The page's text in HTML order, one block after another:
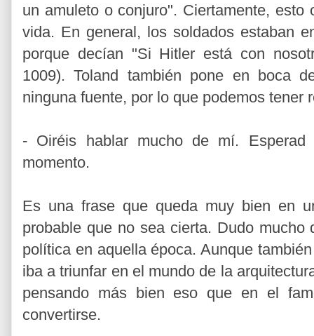
un amuleto o conjuro". Ciertamente,
vida. En general, los soldados estaban
porque decían "Si Hitler está con
1009). Toland también pone en boca
ninguna fuente, por lo que podemos tener
- Oiréis hablar mucho de mí.
momento.
Es una frase que queda muy bien en
probable que no sea cierta. Dudo
política en aquella época. Aunque
iba a triunfar en el mundo de la
pensando más bien eso que en el
convertirse.